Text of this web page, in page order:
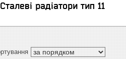
Сталеві радіатори тип 11